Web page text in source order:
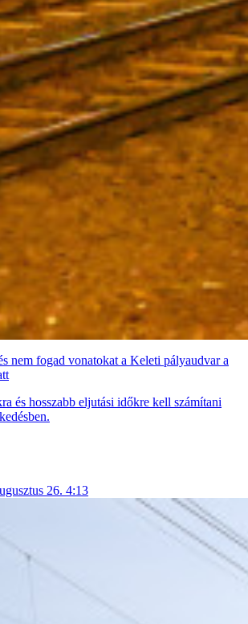
nem fogad vonatokat a Keleti pályaudvar a
és hosszabb eljutási időkre kell számítani
26. 4:13